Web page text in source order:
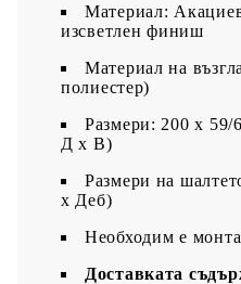
Материал:
изсветлен финиш
Материал на
полиестер)
Размери: 200 x
Д x В)
Размери на
x Деб)
Необходим е
Доставката